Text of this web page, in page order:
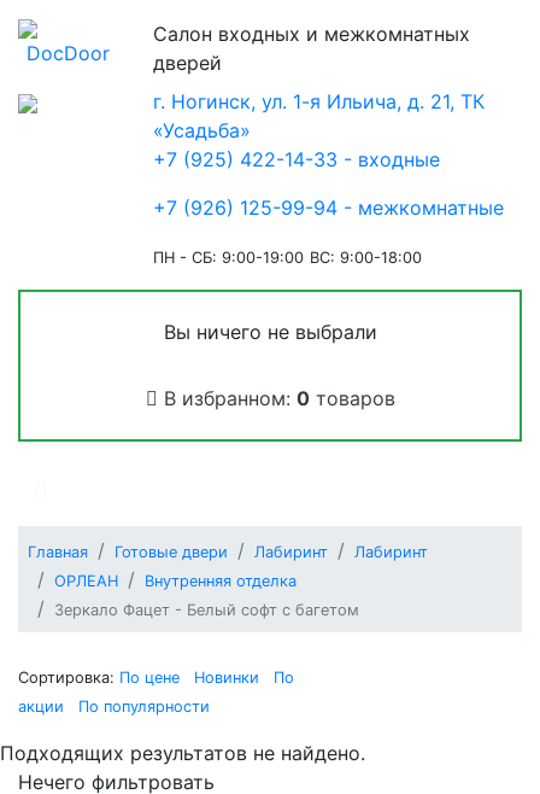
Салон входных и межкомнатных
дверей
г. Ногинск, ул. 1-я Ильича, д. 21, ТК
«Усадьба»
+7 (925) 422-14-33 - входные
+7 (926) 125-99-94 - межкомнатные
ПН - СБ: 9:00-19:00 ВС: 9:00-18:00
Вы ничего не выбрали
В избранном: 0товаров
Главная Готовые двери Лабиринт
Лабиринт
ОРЛЕАН
Внутренняя отделка
Зеркало Фацет - Белый софт с багетом
Сортировка: По цене Новинки
По
акции
По популярности
Подходящих результатов не найдено.
Нечего фильтровать